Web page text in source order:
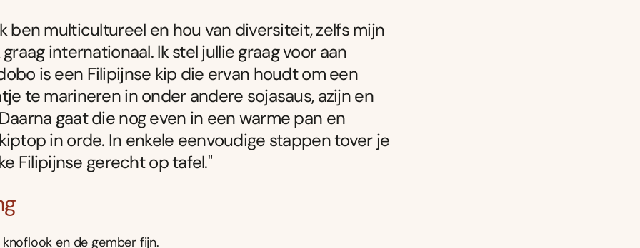
ben multicultureel en hou van diversiteit, zelfs mijn
internationaal. lk stel jullie graag voor aan
is een Filipijnse kip die ervan houdt om een
te marineren in onder andere sojasaus, azijn en
gaat die nog even in een warme pan en
in orde. In enkele eenvoudige stappen tover je
Filipijnse gerecht op tafel."
en de gember fijn.